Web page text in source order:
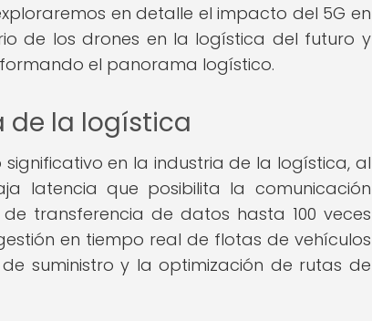
en detalle el impacto del 5G en
de los drones en la logística del futuro y
el panorama logístico.
de la logística
en la industria de la logística, al
latencia que posibilita la comunicación
transferencia de datos hasta 100 veces
en tiempo real de flotas de vehículos
suministro y la optimización de rutas de